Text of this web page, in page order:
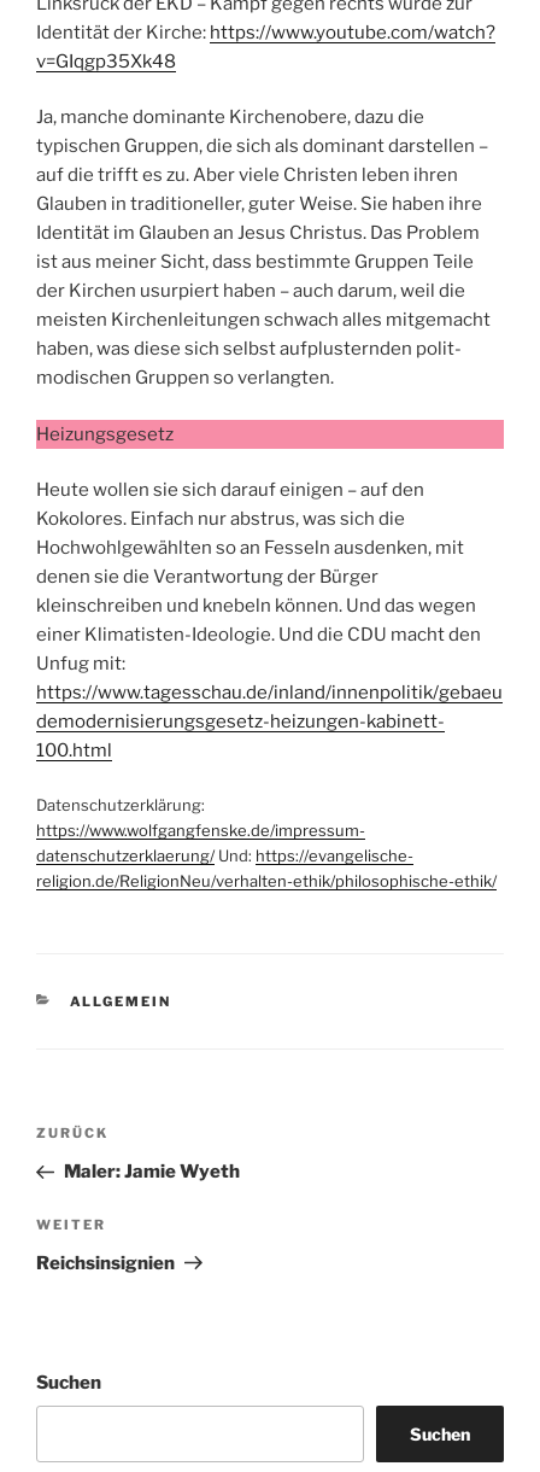
Identität der Kirche: https://www.youtube.com/watch?
v=GIqgp35Xk48
Ja, manche dominante Kirchenobere, dazu die
typischen Gruppen, die sich als dominant darstellen –
auf die trifft es zu. Aber viele Christen leben ihren
Glauben in traditioneller, guter Weise. Sie haben ihre
Identität im Glauben an Jesus Christus. Das Problem
ist aus meiner Sicht, dass bestimmte Gruppen Teile
der Kirchen usurpiert haben – auch darum, weil die
meisten Kirchenleitungen schwach alles mitgemacht
haben, was diese sich selbst aufplusternden polit-
modischen Gruppen so verlangten.
Heizungsgesetz
Heute wollen sie sich darauf einigen – auf den
Kokolores. Einfach nur abstrus, was sich die
Hochwohlgewählten so an Fesseln ausdenken, mit
denen sie die Verantwortung der Bürger
kleinschreiben und knebeln können. Und das wegen
einer Klimatisten-Ideologie. Und die CDU macht den
Unfug mit:
https://www.tagesschau.de/inland/innenpolitik/gebaeu
demodernisierungsgesetz-heizungen-kabinett-
100.html
Datenschutzerklärung:
https://www.wolfgangfenske.de/impressum-
datenschutzerklaerung/Und: https://evangelische-
religion.de/ReligionNeu/verhalten-ethik/philosophische-ethik/
KATEGORIEN
ALLGEMEIN
Beitragsnavigation
Vorheriger
Beitrag
ZURÜCK
Maler: Jamie Wyeth
Nächster
Beitrag
WEITER
Reichsinsignien
Suchen
Suchen